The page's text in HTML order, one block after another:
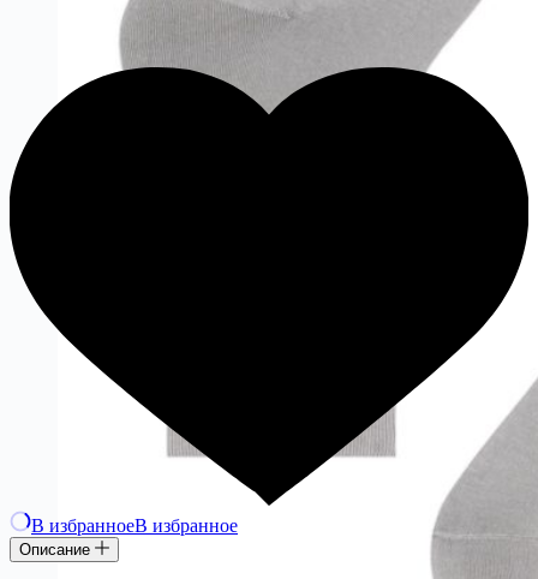
В избранноеВ избранное
Описание